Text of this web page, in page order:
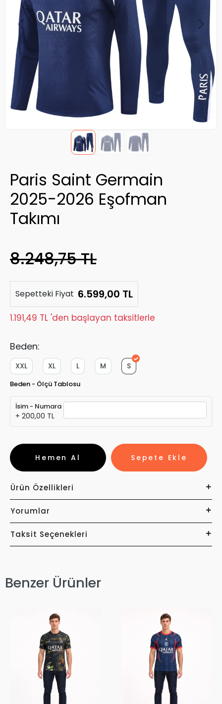
Paris Saint Germain
2025-2026 Eşofman
Takımı
8.248,75 TL
Sepetteki Fiyat 6.599,00 TL
1.191,49 TL 'den başlayan taksitlerle
Beden:
S
M
L
XL
XXL
Beden - Ölçü Tablosu
İsim - Numara
+ 200,00 TL
Sepete Ekle
Hemen Al
Ürün Özellikleri
Yorumlar
Taksit Seçenekleri
Benzer Ürünler